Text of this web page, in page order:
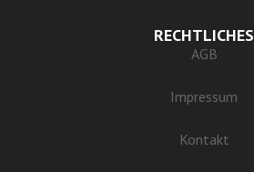
RECHTLICHES
AGB
Impressum
Kontakt